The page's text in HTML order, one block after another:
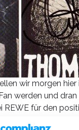
wir morgen hier
werden und dran
REWE für den